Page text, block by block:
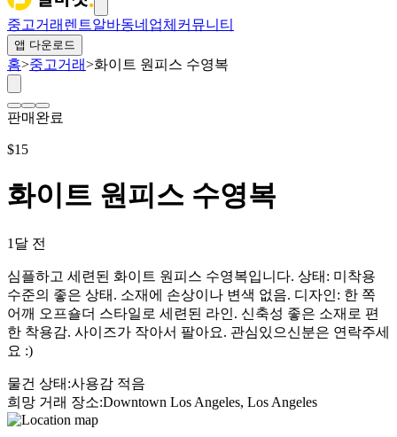
중고거래 렌트알바동네업체 커뮤니티
앱 다운로드
홈>중고거래>화이트 원피스 수영복
판매완료
$15
화이트 원피스 수영복
1달 전
심플하고 세련된 화이트 원피스 수영복입니다. 상태: 미착용
수준의 좋은 상태. 소재에 손상이나 변색 없음. 디자인: 한 쪽
어깨 오프숄더 스타일로 세련된 라인. 신축성 좋은 소재로 편
한 착용감. 사이즈가 작아서 팔아요. 관심있으신분은 연락주세
요 :)
물건 상태 :사용감 적음
희망 거래 장소:Downtown Los Angeles, Los Angeles